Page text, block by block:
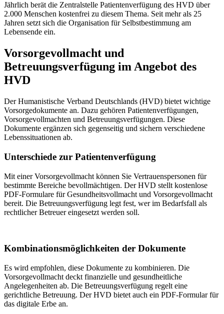
Jährlich berät die Zentralstelle Patientenverfügung des HVD über
2.000 Menschen kostenfrei zu diesem Thema. Seit mehr als 25
Jahren setzt sich die Organisation für Selbstbestimmung am
Lebensende ein.
Vorsorgevollmacht und
Betreuungsverfügung im Angebot des
HVD
Der Humanistische Verband Deutschlands (HVD) bietet wichtige
Vorsorgedokumente an. Dazu gehören Patientenverfügungen,
Vorsorgevollmachten und Betreuungsverfügungen. Diese
Dokumente ergänzen sich gegenseitig und sichern verschiedene
Lebenssituationen ab.
Unterschiede zur Patientenverfügung
Mit einer Vorsorgevollmacht können Sie Vertrauenspersonen für
bestimmte Bereiche bevollmächtigen. Der HVD stellt kostenlose
PDF-Formulare für Gesundheitsvollmacht und Vorsorgevollmacht
bereit. Die Betreuungsverfügung legt fest, wer im Bedarfsfall als
rechtlicher Betreuer eingesetzt werden soll.
Kombinationsmöglichkeiten der Dokumente
Es wird empfohlen, diese Dokumente zu kombinieren. Die
Vorsorgevollmacht deckt finanzielle und gesundheitliche
Angelegenheiten ab. Die Betreuungsverfügung regelt eine
gerichtliche Betreuung. Der HVD bietet auch ein PDF-Formular für
das digitale Erbe an.